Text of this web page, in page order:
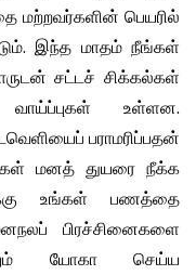
மற்றவர்களின் பெயரில்
இந்த மாதம் நீங்கள்
சட்டச் சிக்கல்கள்
உள்ளன.
பராமரிப்பதன்
மனத் துயரை நீக்க
உங்கள் பணத்தை
பிரச்சினைகளை
யோகா செய்ய